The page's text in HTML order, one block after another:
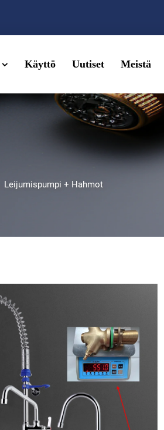
Käyttö Uutiset Meistä
Leijumispumpi + Hahmot